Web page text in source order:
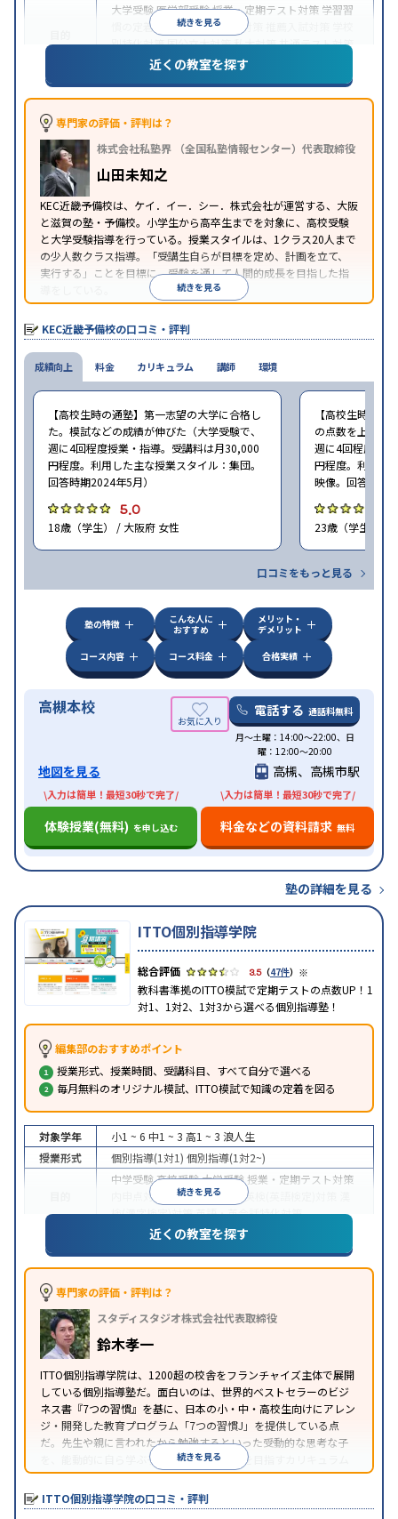
続きを見る
大学受験医学部受験授業・定期テスト対策 学習習
慣の定着
総合型選抜(旧AO)対策
別特化対策国公立大対策私大対策共通テスト対策
英検(英語検定)対策
特徴
中高一貫校生に対応特待生・奨学金制度あり不登
校生に対応学習にPC・タブレットを利用1科目か
ら受講可能
※2024年6月調査。
近くの教室を探す
専門家の評価・評判は？
株式会社私塾界 （全国私塾情報センター）代表取締役
山田未知之
KEC近畿予備校は、ケイ．イー．シー．株式会社が運営する、大阪
と滋賀の塾・予備校。小学生から高卒生までを対象に、高校受験
と大学受験指導を行っている。授業スタイルは、1クラス20人まで
の少人数クラス指導。「受講生自らが目標を定め、計画を立て、
実行する」ことを目標に、受験を通して人間的成長を目指した指
続きを見る
KEC近畿予備校の口コミ・評判
成績向上
【高校生時の通塾】第一志望の大学に合格し
た。模試などの成績が伸びた（大学受験で、
週に4回程度授業・指導。受講料は月30,000
円程度。利用した主な授業スタイル：集団。
回答時期2024年5月）
5.0
18歳（学生） / 大阪府 女性
【高校生時の通
の点数を上げる
週に4回程度授
円程度。利用し
映像。回答時期
23歳（学生） /
口コミをもっと見る
料金 カリキュラム 講師 環境
塾の特徴
こんな人に
おすすめ
メリット・
デメリット
コース内容
コース料金 合格実績
高槻本校 電話する 通話料無料
月〜土曜：14:00〜22:00、日
曜：12:00〜20:00
地図を見る 高槻、高槻市駅
\入力は簡単！最短30秒で完了/
体験授業(無料) を申し込む
\入力は簡単！最短30秒で完了/
料金などの資料請求 無料
塾の詳細を見る
ITTO個別指導学院
3.5（47件） ※
教科書準拠のITTO模試で定期テストの点数UP！1
対1、1対2、1対3から選べる個別指導塾！
編集部のおすすめポイント
授業形式、授業時間、受講科目、すべて自分で選べる
毎月無料のオリジナル模試、ITTO模試で知識の定着を図る
続きを見る
対象学年 小1 ~ 6 中1 ~ 3 高1 ~ 3 浪人生
授業形式
個別指導(1対1) 個別指導(1対2~)
中学受験高校受験大学受験 授業・定期テスト対策
内申点対策
学習習慣の定着 英検(英語検定)対策
検(漢字検定)対策英語・英会話特化対策
1科目から受講可能季節講習のみの受講可
※2023年3月調査。小学校高学年の個別指導塾アンケート調査方法を参
近くの教室を探す
専門家の評価・評判は？
スタディスタジオ株式会社代表取締役
鈴木孝一
ITTO個別指導学院は、1200超の校舎をフランチャイズ主体で展開
している個別指導塾だ。面白いのは、世界的ベストセラーのビジ
ネス書『7つの習慣』を基に、日本の小・中・高校生向けにアレン
ジ・開発した教育プログラム「7つの習慣J」を提供している点
だ。先生や親に言われたから勉強するといった受動的な思考な子
を、能動的に自ら学ぶ子に育てていくことを目指すカリキュラム
である。個別指導の授業とは別に、集団授業形式の特別講座とし
て別料金で提供されるので、単なる成績アップ以上の、子どもの
心の成長を求める家庭にオススメだ。
続きを見る
ITTO個別指導学院の口コミ・評判